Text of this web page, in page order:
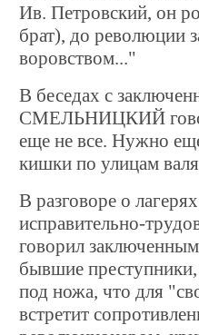
Ив. Петровский, он
брат), до революции
воровством..."
В беседах с
СМЕЛЬНИЦКИЙ
еще не все. Нужно
кишки по улицам
В разговоре о
исправительно-
говорил
бывшие преступники,
под ножа, что для
встретит